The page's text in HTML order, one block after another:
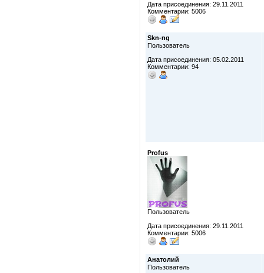
Дата присоединения: 29.11.2011
Комментарии: 5006
Skn-ng
Пользователь
Дата присоединения: 05.02.2011
Комментарии: 94
Profus
Пользователь
Дата присоединения: 29.11.2011
Комментарии: 5006
Анатолий
Пользователь